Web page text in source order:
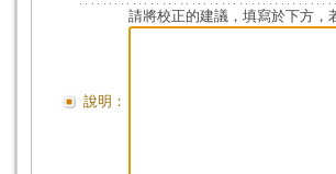
說明：
請將校正的建議，填寫於下方，